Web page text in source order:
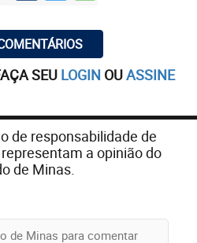
SEU LOGIN OUASSINE
de responsabilidade de
a opinião do
de Minas.